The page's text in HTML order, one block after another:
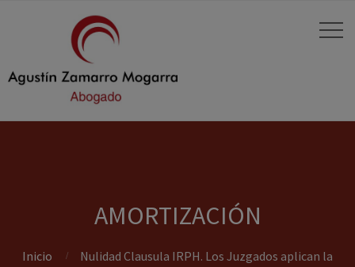
AMORTIZACIÓN
Inicio
Nulidad Clausula IRPH. Los Juzgados aplican la